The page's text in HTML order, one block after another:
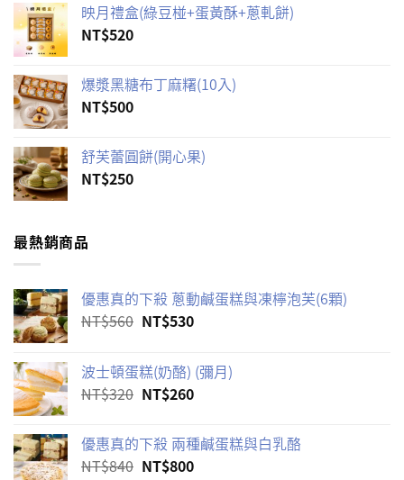
映月禮盒(綠豆椪+蛋黃酥+蔥軋餅)
NT$520
爆漿黑糖布丁麻糬(10入)
NT$500
舒芙蕾圓餅(開心果)
NT$250
最熱銷商品
優惠真的下殺 蔥動鹹蛋糕與凍檸泡芙(6顆)
NT$560 原
格：
NT$560。
NT$530目
格：
NT$530。
波士頓蛋糕(奶酪) (彌月)
NT$320 原
格：
NT$320。
NT$260目
格：
NT$260。
優惠真的下殺 兩種鹹蛋糕與白乳酪
NT$840 原
NT$800目